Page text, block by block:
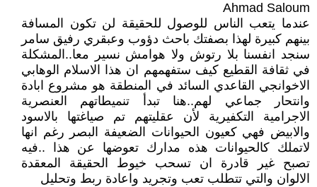
Ahmad Saloum
عندما يتعب الناس للوصول للحقيقة لن تكون المسافة
بينهم كبيرة لهذا بصفتك باحث دؤوب وعبقري رفيق سامر
سنجد انفسنا بلا رتوش ولا هوامش نسير معا..المشكلة
في ثقافة القطيع كيف ستفهمهم ان هذا الاسلام الوهابي
الاخوانجي القاعدي السائد في المنطقة هو مشروع ابادة
وانتحار جماعي لهم..هنا تبدأ تنميطاتهم العنصرية
الاجرامية التكفيرية لأن عقليتهم تم صياغتها بالاسود
والابيض فهي كعيون الحيوانات الضعيفة البصر رغم انها
لاتملك كالحيوانات هذه مدارك تعوضها عن هذا ..فيه
تصبح غير قادرة ان تسحب خيوط الحقيقة المعقدة
الالوان والتي تتطلب تعب وتجريد واعادة ربط وتحليل